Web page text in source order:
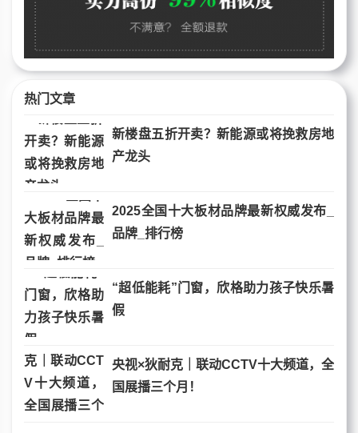
热门文章
新楼盘五折开卖？新能源或将挽救房地
产龙头
2025全国十大板材品牌最新权威发布_
品牌_排行榜
“超低能耗”门窗，欣格助力孩子快乐暑
假
央视×狄耐克｜联动CCTV十大频道，全
国展播三个月！